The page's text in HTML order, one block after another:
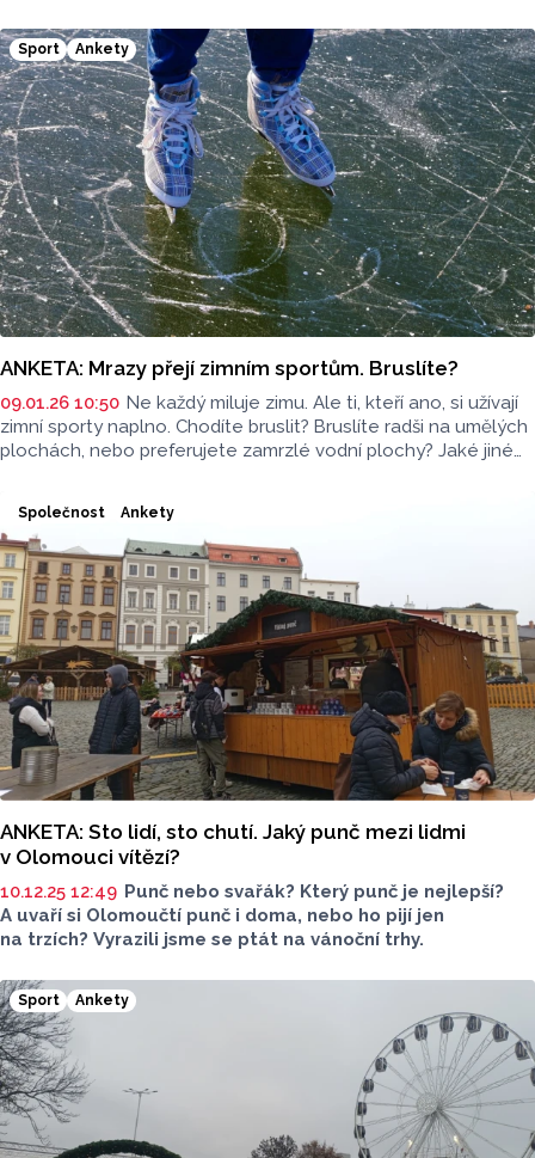
A co říkají na novou výši pokut? To jsme zjišťovali v ulicích.
Sport Ankety
ANKETA: Mrazy přejí zimním sportům. Bruslíte?
09.01.26 10:50 Ne každý miluje zimu. Ale ti, kteří ano, si užívají
zimní sporty naplno. Chodíte bruslit? Bruslíte radši na umělých
plochách, nebo preferujete zamrzlé vodní plochy? Jaké jiné
Společnost Ankety
ANKETA: Sto lidí, sto chutí. Jaký punč mezi lidmi
v Olomouci vítězí?
10.12.25 12:49 Punč nebo svařák? Který punč je nejlepší?
A uvaří si Olomoučtí punč i doma, nebo ho pijí jen
na trzích? Vyrazili jsme se ptát na vánoční trhy.
Sport Ankety